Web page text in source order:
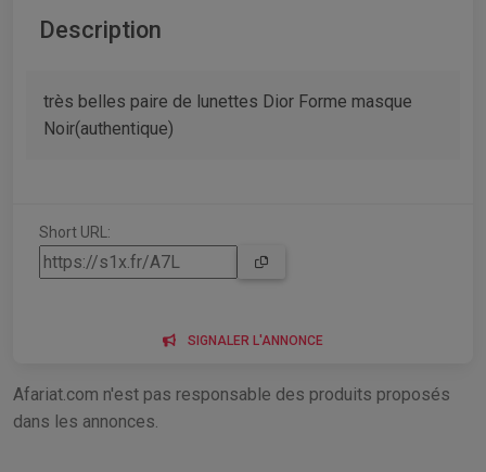
Description
très belles paire de lunettes Dior Forme masque
Noir(authentique)
Short URL:
SIGNALER L'ANNONCE
Afariat.com n'est pas responsable des produits proposés
dans les annonces.